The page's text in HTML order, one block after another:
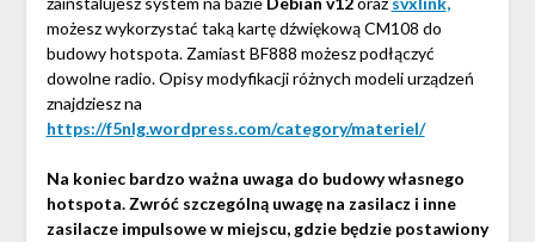
możesz wykorzystać taką kartę dźwiękową CM108 do
budowy hotspota. Zamiast BF888 możesz podłączyć
dowolne radio. Opisy modyfikacji różnych modeli urządzeń
znajdziesz na
https://f5nlg.wordpress.com/category/materiel/
Na koniec bardzo ważna uwaga do budowy własnego
hotspota. Zwróć szczególną uwagę na zasilacz i inne
zasilacze impulsowe w miejscu, gdzie będzie postawiony